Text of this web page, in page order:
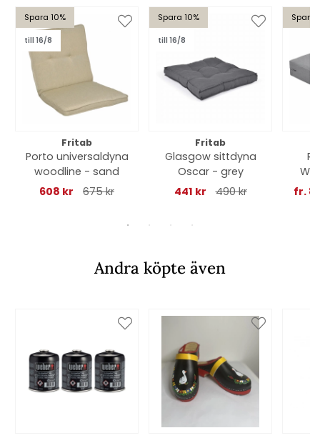
Spara 10%
till 16/8
Fritab
Porto universaldyna
woodline - sand
608 kr
675 kr
Spara 10%
till 16/8
Fritab
Glasgow sittdyna
Oscar - grey
441 kr
490 kr
Spara
fr.
Andra köpte även